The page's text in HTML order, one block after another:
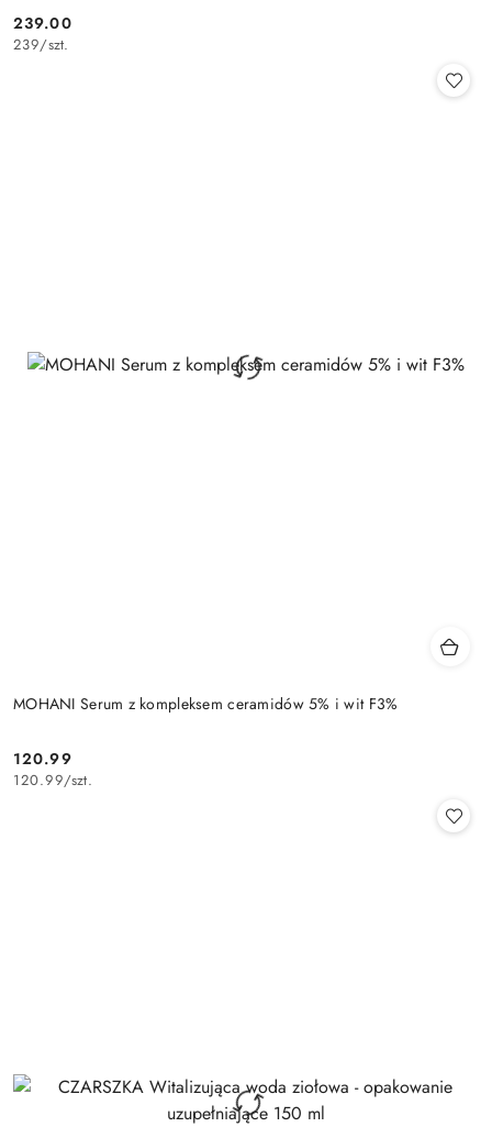
Cena:
239.00
239/szt.
MOHANI Serum z kompleksem ceramidów 5% i wit F3%
Cena:
120.99
120.99/szt.